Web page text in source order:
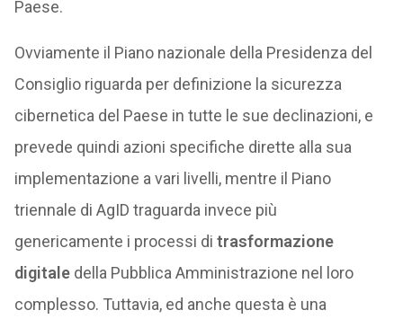
Paese.
Ovviamente il Piano nazionale della Presidenza del
Consiglio riguarda per definizione la sicurezza
cibernetica del Paese in tutte le sue declinazioni, e
prevede quindi azioni specifiche dirette alla sua
implementazione a vari livelli, mentre il Piano
triennale di AgID traguarda invece più
genericamente i processi di trasformazione
digitaledella Pubblica Amministrazione nel loro
complesso. Tuttavia, ed anche questa è una